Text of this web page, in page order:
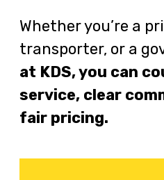
Whether you’re a
transporter, or a
at KDS, you can
service, clear
fair pricing.